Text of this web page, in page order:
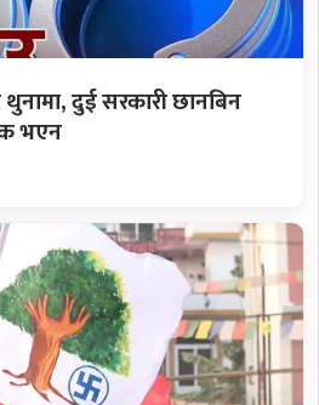
थुनामा, दुई सरकारी छानबिन
भएन